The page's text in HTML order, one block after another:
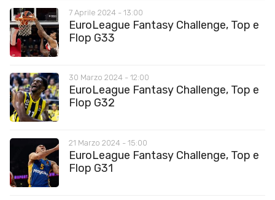
7 Aprile 2024 - 13:00
EuroLeague Fantasy Challenge, Top e
Flop G33
30 Marzo 2024 - 12:00
EuroLeague Fantasy Challenge, Top e
Flop G32
21 Marzo 2024 - 15:00
EuroLeague Fantasy Challenge, Top e
Flop G31